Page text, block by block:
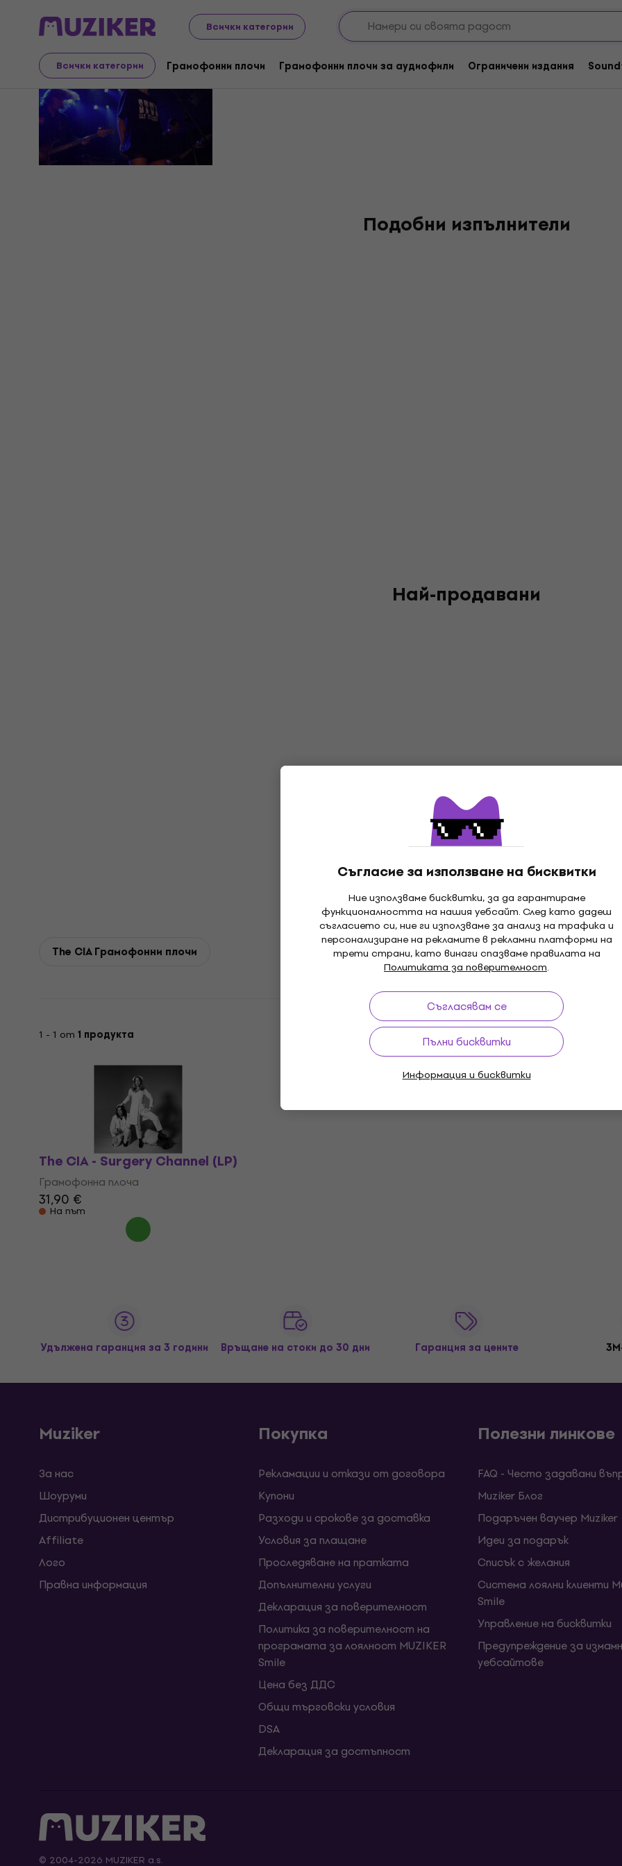
Всички категории
Всички категории Грамофонни плочи Грамофонни плочи за аудиофили Ограничени издания
Съгласие за използване на бисквитки
Ние използваме бисквитки, за да гарантираме
функционалността на нашия уебсайт. След като дадеш
съгласието си, ние ги използваме за анализ на трафика и
персонализиране на рекламите в рекламни платформи на
трети страни, като винаги спазваме правилата на
Политиката за поверителност.
Съгласявам се
Пълни бисквитки
Информация и бисквитки
The CIA
Подобни изпълнители
Най-продавани
The CIA Грамофонни плочи
1 - 1 от 1 продукта
The CIA - Surgery Channel (LP)
Грамофонна плоча
31,90 €
На път
Удължена гаранция за 3 години Връщане на стоки до 30 дни Гаранция за цените
Muziker
За нас
Шоуруми
Дистрибуционен център
Affiliate
Лого
Правна информация
Покупка
Рекламации и откази от договора
Kупони
Разходи и срокове за доставка
Условия за плащане
Проследяване на пратката
Допълнителни услуги
Декларация за поверителност
Политика за поверителност на
програмата за лоялност MUZIKER
Smile
Цена без ДДС
Общи търговски условия
DSA
Декларация за достъпност
Полезни линкове
FAQ - Често задавани
Muziker Блог
Подаръчен ваучер Muziker
Идеи за подарък
Списък с желания
Система лоялни клиенти
Smile
Управление на бисквитки
Предупреждение за
уебсайтове
© 2004-2026 MUZIKER a.s.